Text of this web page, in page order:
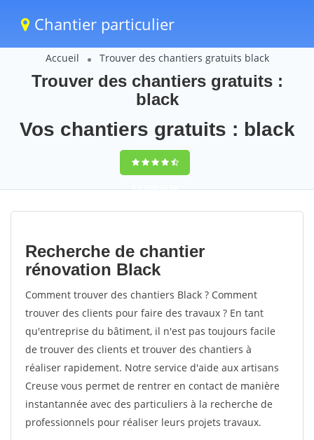
Chantier particulier
Accueil Trouver des chantiers gratuits black
Trouver des chantiers gratuits :
black
Vos chantiers gratuits : black
9,5(100%)68
votes
Recherche de chantier
rénovation Black
Comment trouver des chantiers Black ? Comment
trouver des clients pour faire des travaux ? En tant
qu'entreprise du bâtiment, il n'est pas toujours facile
de trouver des clients et trouver des chantiers à
réaliser rapidement. Notre service d'aide aux artisans
Creuse vous permet de rentrer en contact de manière
instantannée avec des particuliers à la recherche de
professionnels pour réaliser leurs projets travaux.